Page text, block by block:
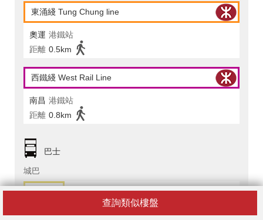
查詢類似樓盤
東涌綫 Tung Chung line
奧運 港鐵站
距離 0.5km
西鐵綫 West Rail Line
南昌 港鐵站
距離 0.8km
巴士
城巴
E21